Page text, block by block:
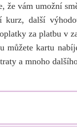
že vám umožní
kurz, další
za platbu v
můžete kartu
a mnoho